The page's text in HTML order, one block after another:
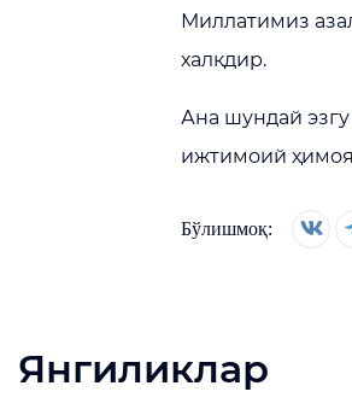
Миллатимиз
халқдир.
Ана шундай
ижтимоий
Бўлишмоқ:
Янгиликлар